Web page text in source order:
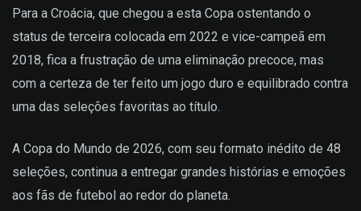
Para a Croácia, que chegou a esta Copa ostentando o
status de terceira colocada em 2022 e vice-campeã em
2018, fica a frustração de uma eliminação precoce, mas
com a certeza de ter feito um jogo duro e equilibrado contra
uma das seleções favoritas ao título.
A Copa do Mundo de 2026, com seu formato inédito de 48
seleções, continua a entregar grandes histórias e emoções
aos fãs de futebol ao redor do planeta.